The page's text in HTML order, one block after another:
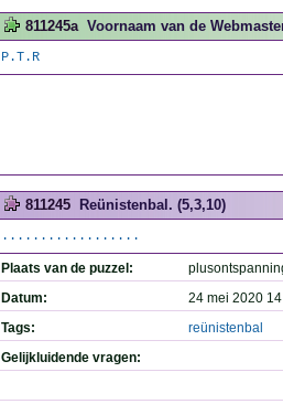
811245a Voornaam van de
P.T.R
811245 Reünistenbal. (5,3,10)
..................
Plaats van de puzzel:
Datum:
24 mei 2020
Tags:
reünistenbal
Gelijkluidende vragen: